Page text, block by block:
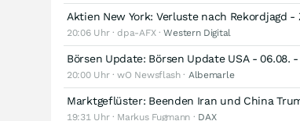
Aktien New York: Verluste nach Rekordjagd
20:06 Uhr · dpa-AFX ·Western Digital
Börsen Update: Börsen Update USA - 06.08.
20:00 Uhr · wO Newsflash · Albemarle
Marktgeflüster: Beenden Iran und China
19:31 Uhr · Markus Fugmann · DAX